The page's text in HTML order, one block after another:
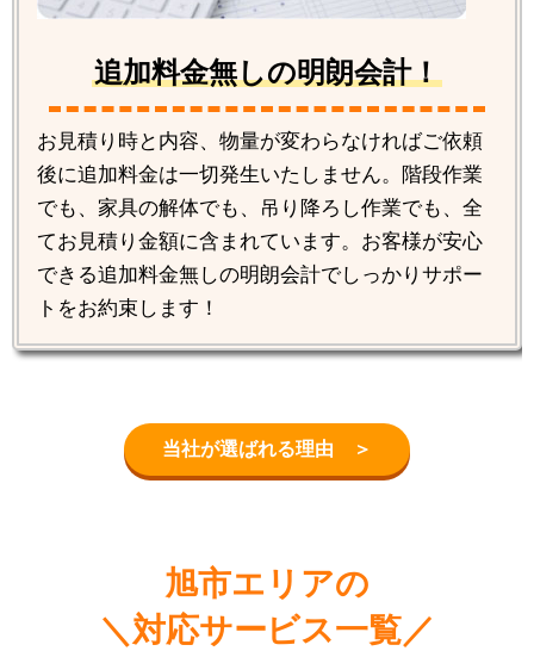
追加料金無しの明朗会計！
お見積り時と内容、物量が変わらなければご依頼
後に追加料金は一切発生いたしません。階段作業
でも、家具の解体でも、吊り降ろし作業でも、全
てお見積り金額に含まれています。お客様が安心
できる追加料金無しの明朗会計でしっかりサポー
トをお約束します！
当社が選ばれる理由 ＞
旭市エリアの
＼対応サービス一覧／